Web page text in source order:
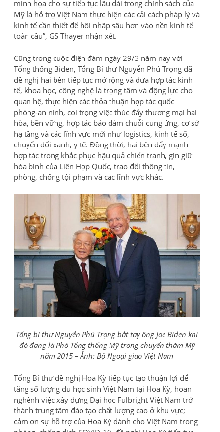
minh họa cho sự tiếp tục lâu dài trong chính sách của
Mỹ là hỗ trợ Việt Nam thực hiện các cải cách pháp lý và
kinh tế cần thiết để hội nhập sâu hơn vào nền kinh tế
toàn cầu”, GS Thayer nhận xét.
Cũng trong cuộc điện đàm ngày 29/3 năm nay với
Tổng thống Biden, Tổng Bí thư Nguyễn Phú Trọng đã
đề nghị hai bên tiếp tục mở rộng và đưa hợp tác kinh
tế, khoa học, công nghệ là trọng tâm và động lực cho
quan hệ, thực hiện các thỏa thuận hợp tác quốc
phòng-an ninh, coi trọng việc thúc đẩy thương mại hài
hòa, bền vững, hợp tác bảo đảm chuỗi cung ứng, cơ sở
hạ tầng và các lĩnh vực mới như logistics, kinh tế số,
chuyển đổi xanh, y tế. Đồng thời, hai bên đẩy mạnh
hợp tác trong khắc phục hậu quả chiến tranh, gìn giữ
hòa bình của Liên Hợp Quốc, trao đổi thông tin,
phòng, chống tội phạm và các lĩnh vực khác.
Tổng bí thư Nguyễn Phú Trọng bắt tay ông Joe Biden khi
đó đang là Phó Tổng thống Mỹ trong chuyến thăm Mỹ
năm 2015 – Ảnh: Bộ Ngoại giao Việt Nam
Tổng Bí thư đề nghị Hoa Kỳ tiếp tục tạo thuận lợi để
tăng số lượng du học sinh Việt Nam tại Hoa Kỳ, hoan
nghênh việc xây dựng Đại học Fulbright Việt Nam trở
thành trung tâm đào tạo chất lượng cao ở khu vực;
cảm ơn sự hỗ trợ của Hoa Kỳ dành cho Việt Nam trong